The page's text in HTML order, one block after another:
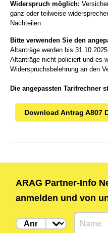
Widerspruch möglich:
ganz oder teilweise
Nachteilen
Bitte verwenden Sie den
Altanträge werden bis
Altanträge nicht policiert und es
Widerspruchsbelehrung an den
Die angepassten Tarifrechner
Download Antrag A807
ARAG Partner-Info
anmelden und von